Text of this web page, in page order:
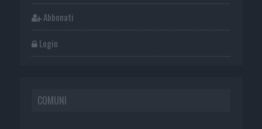
Abbonati
Login
COMUNI